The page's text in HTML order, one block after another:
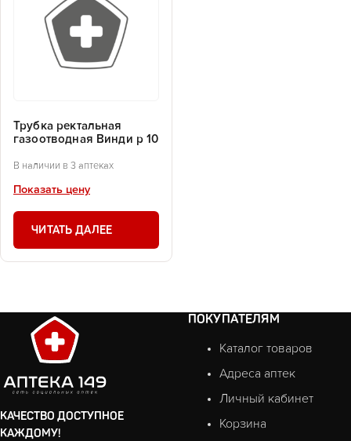
Трубка ректальная
газоотводная Винди р 10
В наличии в 3 аптеках
Показать цену
ЧИТАТЬ ДАЛЕЕ
КАЧЕСТВО ДОСТУПНОЕ
КАЖДОМУ!
ПОКУПАТЕЛЯМ
Каталог товаров
Адреса аптек
Личный кабинет
Корзина